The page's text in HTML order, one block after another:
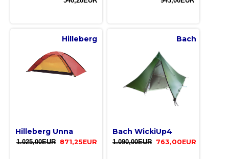
Hilleberg
Hilleberg Unna
1.025,00EUR 871,25EUR
Bach
Bach WickiUp4
1.090,00EUR 763,00EUR